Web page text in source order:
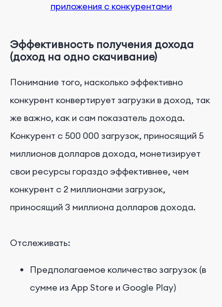
приложения с конкурентами
Эффективность получения дохода
(доход на одно скачивание)
Понимание того, насколько эффективно
конкурент конвертирует загрузки в доход, так
же важно, как и сам показатель дохода.
Конкурент с 500 000 загрузок, приносящий 5
миллионов долларов дохода, монетизирует
свои ресурсы гораздо эффективнее, чем
конкурент с 2 миллионами загрузок,
приносящий 3 миллиона долларов дохода.
Отслеживать:
Предполагаемое количество загрузок (в
сумме из App Store и Google Play)